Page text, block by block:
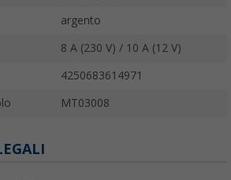
argento
8 A (230 V) / 10 A (12 V)
4250683614971
MT03008